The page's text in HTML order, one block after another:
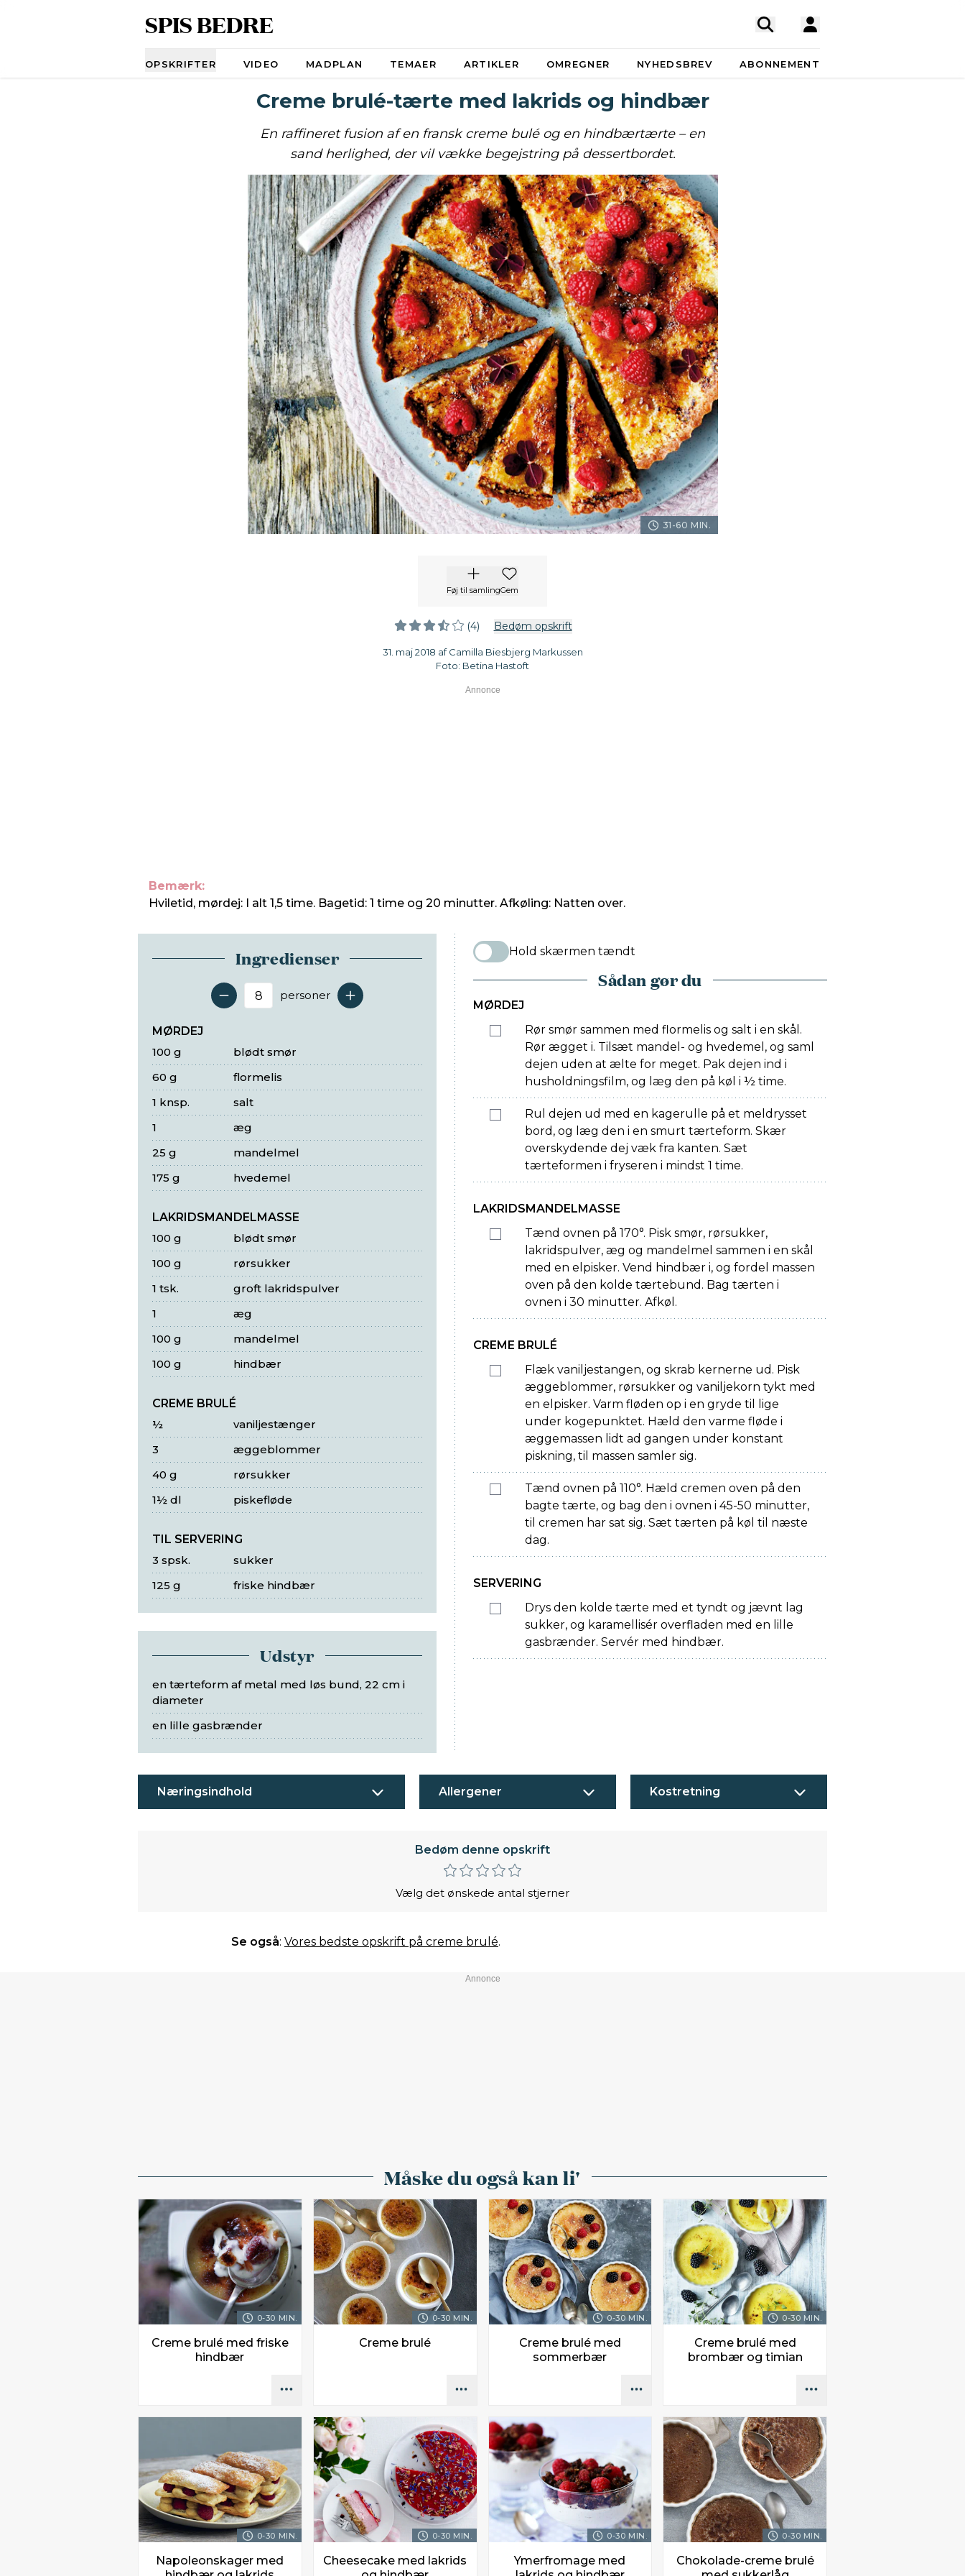
SPIS BEDRE
OPSKRIFTER VIDEO MADPLAN TEMAER ARTIKLER OMREGNER NYHEDSBREV ABONNEMENT
Creme brulé-tærte med lakrids og hindbær
En raffineret fusion af en fransk creme bulé og en hindbærtærte – en
sand herlighed, der vil vække begejstring på dessertbordet.
31-60 MIN.
Føj til samlingGem
(4) Bedøm opskrift
31. maj 2018 af Camilla Biesbjerg Markussen
Foto: Betina Hastoft
Bemærk:
Hviletid, mørdej: I alt 1,5 time. Bagetid: 1 time og 20 minutter. Afkøling: Natten over.
Ingredienser
Antal serveringer
personer
MØRDEJ
blødt smør
100 g
flormelis
60 g
salt
1 knsp.
æg
1
mandelmel
25 g
hvedemel
175 g
LAKRIDSMANDELMASSE
blødt smør
100 g
rørsukker
100 g
groft lakridspulver
1 tsk.
æg
1
mandelmel
100 g
hindbær
100 g
CREME BRULÉ
vaniljestænger
½
æggeblommer
3
rørsukker
40 g
piskefløde
1½ dl
TIL SERVERING
sukker
3 spsk.
friske hindbær
125 g
Udstyr
en tærteform af metal med løs bund, 22 cm i
diameter
en lille gasbrænder
Hold skærmen tændt
Sådan gør du
MØRDEJ
Rør smør sammen med flormelis og salt i en skål.
Rør ægget i. Tilsæt mandel- og hvedemel, og saml
dejen uden at ælte for meget. Pak dejen ind i
husholdningsfilm, og læg den på køl i ½ time.
Rul dejen ud med en kagerulle på et meldrysset
bord, og læg den i en smurt tærteform. Skær
overskydende dej væk fra kanten. Sæt
tærteformen i fryseren i mindst 1 time.
LAKRIDSMANDELMASSE
Tænd ovnen på 170°. Pisk smør, rørsukker,
lakridspulver, æg og mandelmel sammen i en skål
med en elpisker. Vend hindbær i, og fordel massen
oven på den kolde tærtebund. Bag tærten i
ovnen i 30 minutter. Afkøl.
CREME BRULÉ
Flæk vaniljestangen, og skrab kernerne ud. Pisk
æggeblommer, rørsukker og vaniljekorn tykt med
en elpisker. Varm fløden op i en gryde til lige
under kogepunktet. Hæld den varme fløde i
æggemassen lidt ad gangen under konstant
piskning, til massen samler sig.
Tænd ovnen på 110°. Hæld cremen oven på den
bagte tærte, og bag den i ovnen i 45-50 minutter,
til cremen har sat sig. Sæt tærten på køl til næste
dag.
SERVERING
Drys den kolde tærte med et tyndt og jævnt lag
sukker, og karamellisér overfladen med en lille
gasbrænder. Servér med hindbær.
Næringsindhold Allergener Kostretning
Bedøm denne opskrift
Vælg det ønskede antal stjerner
Se også: Vores bedste opskrift på creme brulé.
Måske du også kan li'
0-30 MIN.
Creme brulé med friske
hindbær
0-30 MIN.
Creme brulé
0-30 MIN.
Creme brulé med
sommerbær
0-30 MIN.
Creme brulé med
brombær og timian
0-30 MIN.
Napoleonskager med
0-30 MIN.
Cheesecake med lakrids
0-30 MIN.
Ymerfromage med
0-30 MIN.
Chokolade-creme brulé